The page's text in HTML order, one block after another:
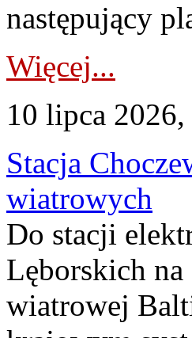
następujący
Więcej...
10 lipca
Stacja
wiatrowych
Do stacji
Lęborskich
wiatrowej